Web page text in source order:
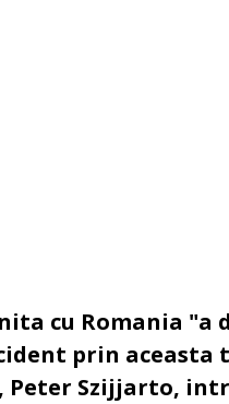
cu Romania "a
prin aceasta
Szijjarto,